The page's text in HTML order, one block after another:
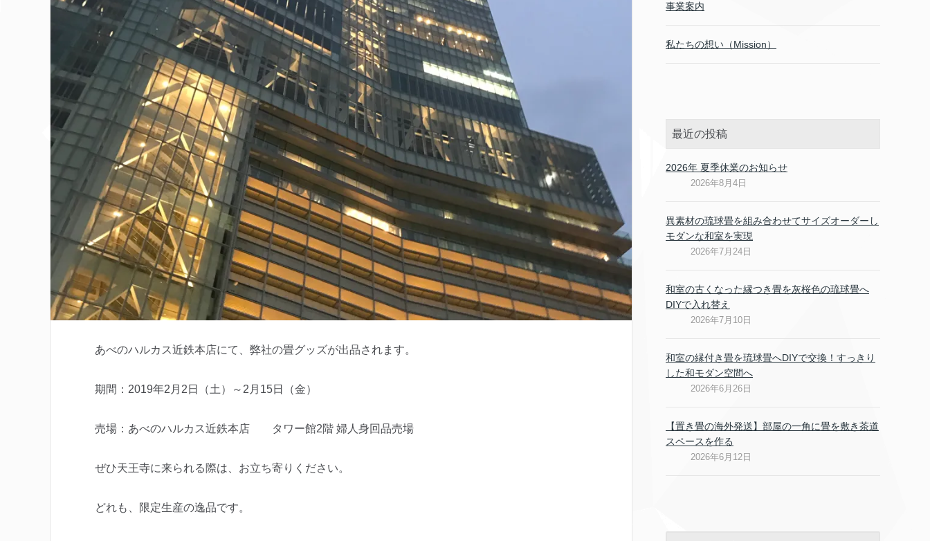
あべのハルカス近鉄本店にて、弊社の畳グッズが出品されます。
期間：2019年2月2日（土）～2月15日（金）
売場：あべのハルカス近鉄本店 タワー館2階 婦人身回品売場
ぜひ天王寺に来られる際は、お立ち寄りください。
どれも、限定生産の逸品です。
事業案内
私たちの想い（Mission）
最近の投稿
2026年 夏季休業のお知らせ
2026年8月4日
異素材の琉球畳を組み合わせてサイズオーダーし
モダンな和室を実現
2026年7月24日
和室の古くなった縁つき畳を灰桜色の琉球畳へ
DIYで入れ替え
2026年7月10日
和室の縁付き畳を琉球畳へDIYで交換！すっきり
した和モダン空間へ
2026年6月26日
【置き畳の海外発送】部屋の一角に畳を敷き茶道
スペースを作る
2026年6月12日